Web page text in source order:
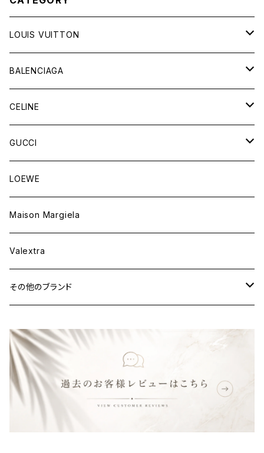
LOUIS VUITTON
バッグ
財布&小物
ウェア
BALENCIAGA
バッグ
財布&小物
ウェア
CELINE
バッグ
財布&小物
ウェア
GUCCI
バッグ
財布&小物
ウェア
LOEWE
Maison Margiela
Valextra
その他のブランド
財布&小物
ウェア